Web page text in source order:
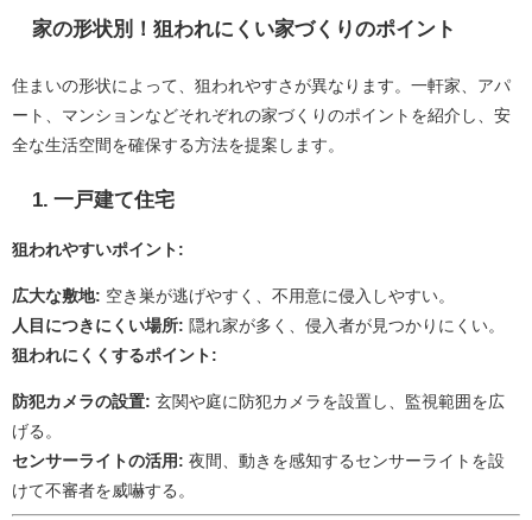
家の形状別！狙われにくい家づくりのポイント
住まいの形状によって、狙われやすさが異なります。一軒家、アパ
ート、マンションなどそれぞれの家づくりのポイントを紹介し、安
全な生活空間を確保する方法を提案します。
1. 一戸建て住宅
狙われやすいポイント:
広大な敷地: 空き巣が逃げやすく、不用意に侵入しやすい。
人目につきにくい場所: 隠れ家が多く、侵入者が見つかりにくい。
狙われにくくするポイント:
防犯カメラの設置: 玄関や庭に防犯カメラを設置し、監視範囲を広
げる。
センサーライトの活用: 夜間、動きを感知するセンサーライトを設
けて不審者を威嚇する。